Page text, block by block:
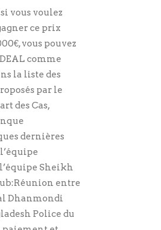
vous voulez
ce prix
vous pouvez
comme
la liste des
par le
des Cas,
dernières
Sheikh
entre
Dhanmondi
Police du